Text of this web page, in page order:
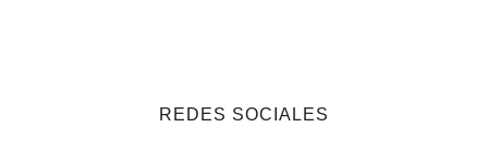
REDES SOCIALES